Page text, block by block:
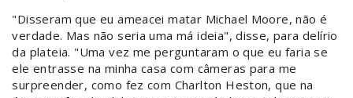
"Disseram que eu ameacei matar Michael Moore, não é
verdade. Mas não seria uma má ideia", disse, para delírio
da plateia. "Uma vez me perguntaram o que eu faria se
ele entrasse na minha casa com câmeras para me
surpreender, como fez com Charlton Heston, que na